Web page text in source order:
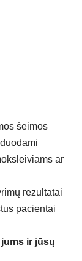
šeimos
ar
rezultatai
pacientai
ir jūsų